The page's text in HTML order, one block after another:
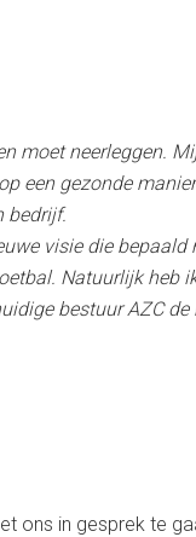
moet neerleggen.
een gezonde
bedrijf.
visie die bepaald
Natuurlijk heb
bestuur AZC
ons in gesprek te